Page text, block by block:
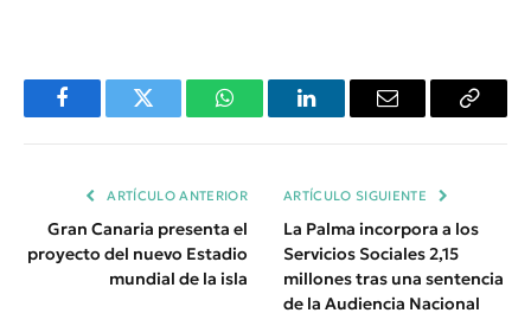
FacebookTwitter WhatsAppLinkedInEmail
Copiar
ARTÍCULO ANTERIOR
Gran Canaria presenta el
proyecto del nuevo Estadio
mundial de la isla
ARTÍCULO SIGUIENTE
La Palma incorpora a los
Servicios Sociales 2,15
millones tras una sentencia
de la Audiencia Nacional